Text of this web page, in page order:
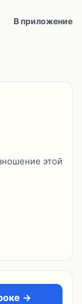
В приложение
этой
→